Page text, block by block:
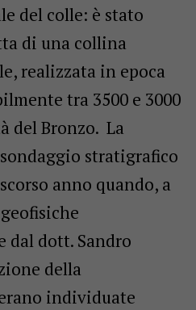
del colle: è stato
di una collina
realizzata in epoca
tra 3500 e 3000
del Bronzo. La
stratigrafico
anno quando, a
dal dott. Sandro
della
individuate